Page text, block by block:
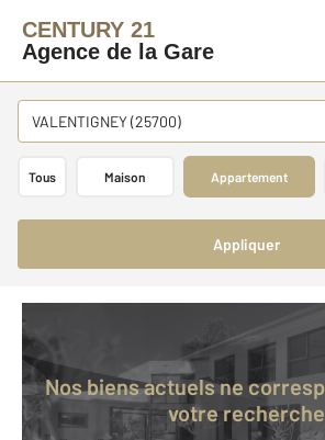
CENTURY 21
Agence de la Gare
VALENTIGNEY (25700)
Tous Maison Appartement
Appliquer
Nos biens actuels ne correspondent pas à
votre recherche